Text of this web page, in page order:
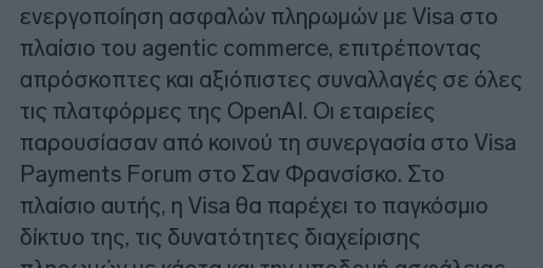
ενεργοποίηση ασφαλών πληρωμών με Visa στο
πλαίσιο του agentic commerce, επιτρέποντας
απρόσκοπτες και αξιόπιστες συναλλαγές σε όλες
τις πλατφόρμες της OpenAI. Οι εταιρείες
παρουσίασαν από κοινού τη συνεργασία στο Visa
Payments Forum στο Σαν Φρανσίσκο. Στο
πλαίσιο αυτής, η Visa θα παρέχει το παγκόσμιο
δίκτυο της, τις δυνατότητες διαχείρισης